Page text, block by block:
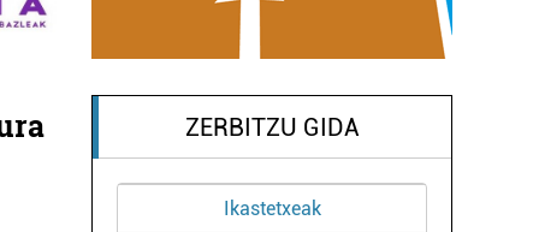
ZERBITZU GIDA
Higiezin agentziak